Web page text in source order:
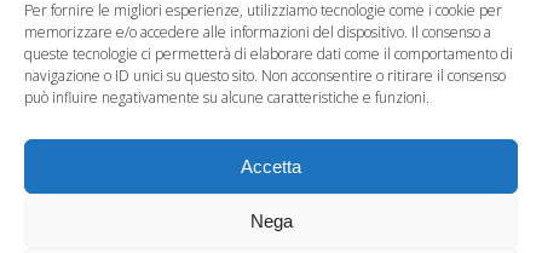
Per fornire le migliori esperienze, utilizziamo tecnologie come i cookie per
memorizzare e/o accedere alle informazioni del dispositivo. Il consenso a
queste tecnologie ci permetterà di elaborare dati come il comportamento di
navigazione o ID unici su questo sito. Non acconsentire o ritirare il consenso
può influire negativamente su alcune caratteristiche e funzioni.
Accetta
Nega